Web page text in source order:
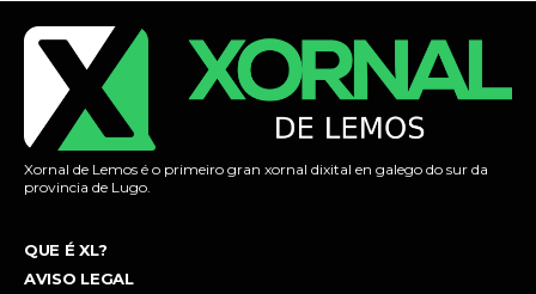
Xornal de Lemos é o primeiro gran xornal dixital en galego do sur da
provincia de Lugo.
QUE É XL?
AVISO LEGAL